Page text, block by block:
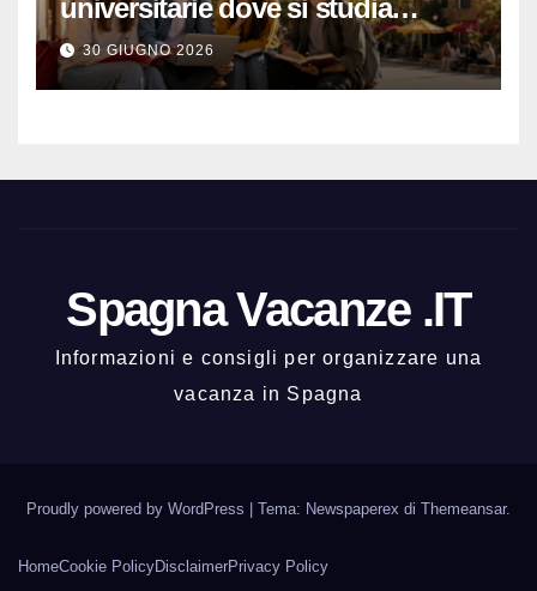
universitarie dove si studia
meglio e con una buona vita
notturna
30 GIUGNO 2026
Spagna Vacanze .IT
Informazioni e consigli per organizzare una
vacanza in Spagna
Proudly powered by WordPress | Tema: Newspaperex di Themeansar.
HomeCookie PolicyDisclaimerPrivacy Policy